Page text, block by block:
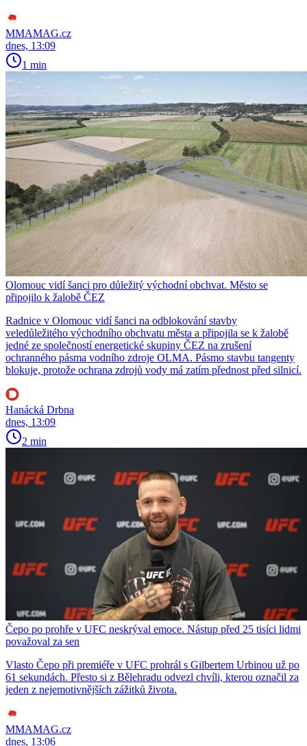
MMAMAG.cz
dnes, 13:09
1 min
Olomouc vidí šanci pro důležitý východní obchvat. Město se
připojilo k žalobě ČEZ
Radnice v Olomouc vidí šanci na odblokování stavby
veledůležitého východního obchvatu města a připojila se k žalobě
jedné ze společností energetické skupiny ČEZ na zrušení
ochranného pásma vodního zdroje OLMA. Pásmo stavbu tangenty
blokuje, protože ochrana zdrojů vody má zatím přednost před silnicí.
Hanácká Drbna
dnes, 13:09
2 min
Čepo po prohře v UFC neskrýval emoce. Nástup před 25 tisíci lidmi
považoval za sen
Vlasto Čepo při premiéře v UFC prohrál s Gilbertem Urbinou už po
61 sekundách. Přesto si z Bělehradu odvezl chvíli, kterou označil za
jeden z nejemotivnějších zážitků života.
MMAMAG.cz
dnes, 13:06